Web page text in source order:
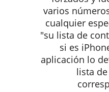
varios
cualquier
"su lista de
si es
aplicación lo
lista